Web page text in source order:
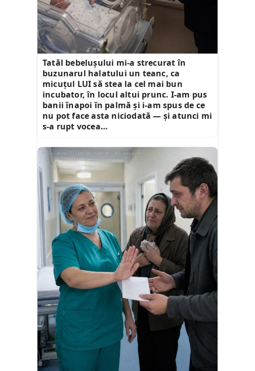
Tatăl bebelușului mi-a strecurat în
buzunarul halatului un teanc, ca
micuțul LUI să stea la cel mai bun
incubator, în locul altui prunc. I-am pus
banii înapoi în palmă și i-am spus de ce
nu pot face asta niciodată — și atunci mi
s-a rupt vocea…